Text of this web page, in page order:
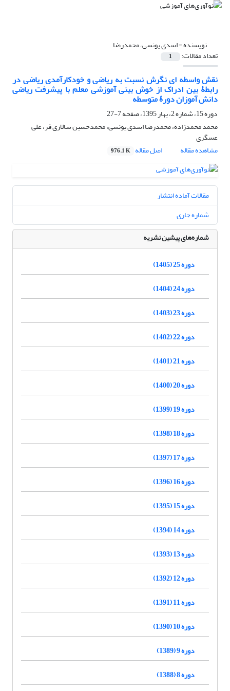
نویسنده =اسدی یونسی، محمدرضا
تعداد مقالات: 1
نقش واسطه ای نگرش نسبت به ریاضی و خودکارآمدی ریاضی در
رابطۀ بین ادراک از خوش بینی آموزشی معلم با پیشرفت ریاضی
دانش آموزان دورۀ متوسطه
دوره 15، شماره 2، بهار 1395، صفحه
7-27
محمد محمدزاده، محمدرضا اسدی یونسی، محمدحسین سالاری فر، علی
عسگری
مشاهده مقاله
اصل مقاله 976.1 K
مقالات آماده انتشار
شماره جاری
شماره‌های پیشین نشریه
دوره 25 (1405)
دوره 24 (1404)
دوره 23 (1403)
دوره 22 (1402)
دوره 21 (1401)
دوره 20 (1400)
دوره 19 (1399)
دوره 18 (1398)
دوره 17 (1397)
دوره 16 (1396)
دوره 15 (1395)
دوره 14 (1394)
دوره 13 (1393)
دوره 12 (1392)
دوره 11 (1391)
دوره 10 (1390)
دوره 9 (1389)
دوره 8 (1388)